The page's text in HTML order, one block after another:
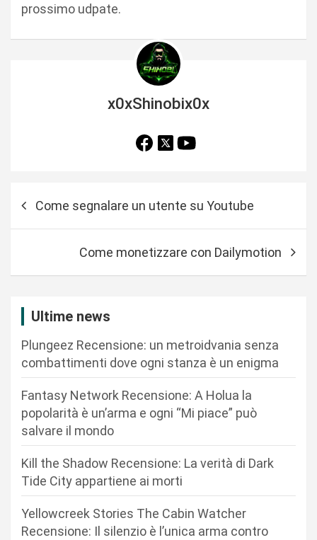
prossimo udpate.
x0xShinobix0x
Come segnalare un utente su Youtube
Come monetizzare con Dailymotion
Ultime news
Plungeez Recensione: un metroidvania senza
combattimenti dove ogni stanza è un enigma
Fantasy Network Recensione: A Holua la
popolarità è un’arma e ogni “Mi piace” può
salvare il mondo
Kill the Shadow Recensione: La verità di Dark
Tide City appartiene ai morti
Yellowcreek Stories The Cabin Watcher
Recensione: Il silenzio è l’unica arma contro